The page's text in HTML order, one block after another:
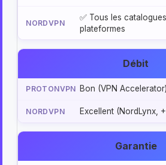
✅ Tous les
plateformes
Débit
Bon (VPN Accelerator)
Excellent (NordLynx,
Garantie